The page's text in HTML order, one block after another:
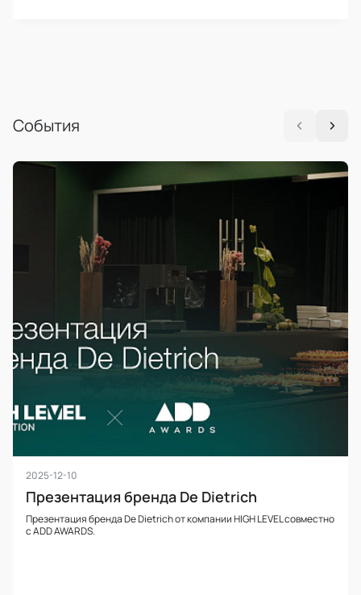
События
2025-12-10
Презентация бренда De Dietrich
Презентация бренда De Dietrich от компании HIGH LEVEL совместно
с ADD AWARDS.